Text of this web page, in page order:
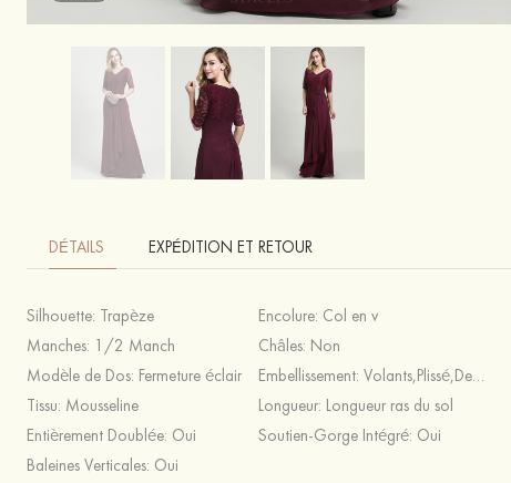
DÉTAILS EXPÉDITION ET RETOUR
Silhouette: Trapèze Encolure: Col en v
Manches: 1/2 Manch Châles: Non
Modèle de Dos: Fermeture éclair Embellissement: Volants,Plissé,Dentelle
Tissu: Mousseline Longueur: Longueur ras du sol
Entièrement Doublée: Oui Soutien-Gorge Intégré: Oui
Baleines Verticales: Oui